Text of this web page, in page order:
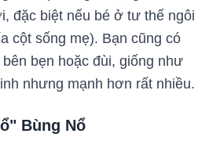
đặc biệt nếu bé ở tư thế ngôi
cột sống mẹ). Bạn cũng có
bẹn hoặc đùi, giống như
nhưng mạnh hơn rất nhiều.
Bùng Nổ